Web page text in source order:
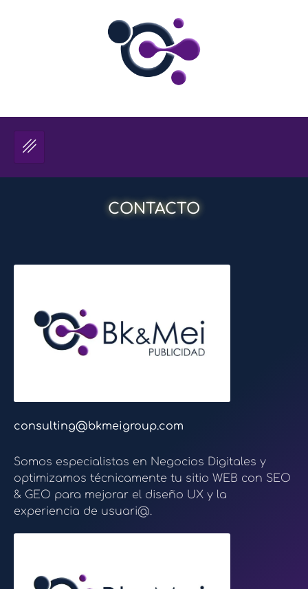
CONTACTO
consulting@bkmeigroup.com
Somos especialistas en Negocios Digitales y
optimizamos técnicamente tu sitio WEB con SEO
& GEO para mejorar el diseño UX y la
experiencia de usuari@.